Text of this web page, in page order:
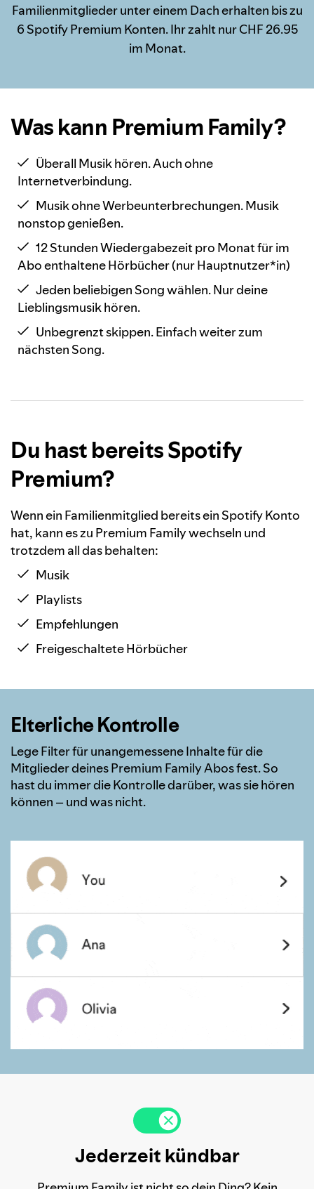
Familienmitglieder unter einem Dach erhalten bis zu
6 Spotify Premium Konten. Ihr zahlt nur CHF 26.95
im Monat.
Was kann Premium Family?
Überall Musik hören. Auch ohne
Internetverbindung.
Musik ohne Werbeunterbrechungen. Musik
nonstop genießen.
12 Stunden Wiedergabezeit pro Monat für im
Abo enthaltene Hörbücher (nur Hauptnutzer*in)
Jeden beliebigen Song wählen. Nur deine
Lieblingsmusik hören.
Unbegrenzt skippen. Einfach weiter zum
nächsten Song.
Du hast bereits Spotify
Premium?
Wenn ein Familienmitglied bereits ein Spotify Konto
hat, kann es zu Premium Family wechseln und
trotzdem all das behalten:
Musik
Playlists
Empfehlungen
Freigeschaltete Hörbücher
Elterliche Kontrolle
Lege Filter für unangemessene Inhalte für die
Mitglieder deines Premium Family Abos fest. So
hast du immer die Kontrolle darüber, was sie hören
können – und was nicht.
Jederzeit kündbar